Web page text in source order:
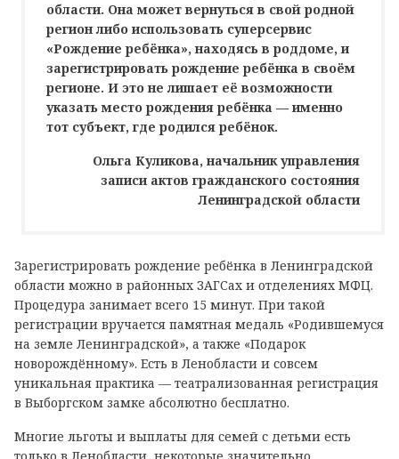
области. Она может вернуться в свой родной
регион либо использовать суперсервис
«Рождение ребёнка», находясь в роддоме, и
зарегистрировать рождение ребёнка в своём
регионе. И это не лишает её возможности
указать место рождения ребёнка — именно
тот субъект, где родился ребёнок.
Ольга Куликова, начальник управления
записи актов гражданского состояния
Ленинградской области
Зарегистрировать рождение ребёнка в Ленинградской
области можно в районных ЗАГСах и отделениях МФЦ.
Процедура занимает всего 15 минут. При такой
регистрации вручается памятная медаль «Родившемуся
на земле Ленинградской», а также «Подарок
новорождённому». Есть в Ленобласти и совсем
уникальная практика — театрализованная регистрация
в Выборгском замке абсолютно бесплатно.
Многие льготы и выплаты для семей с детьми есть